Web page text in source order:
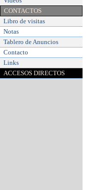
CONTACTOS
Libro de visitas
Notas
Tablero de Anuncios
Contacto
Links
ACCESOS DIRECTOS